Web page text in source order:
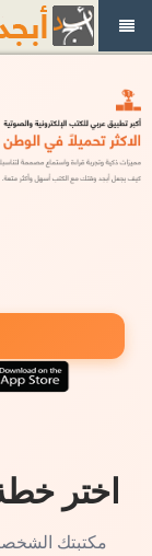
اختر
مكتبتك